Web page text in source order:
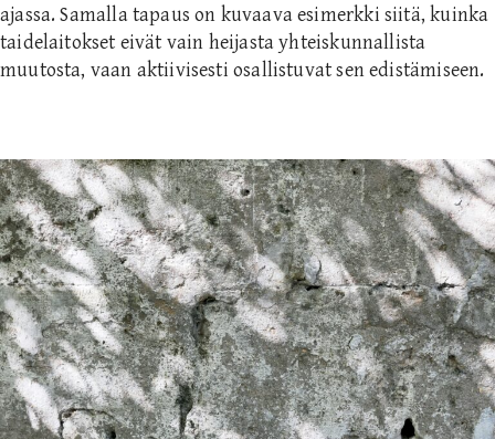
ajassa. Samalla tapaus on kuvaava esimerkki siitä, kuinka
taidelaitokset eivät vain heijasta yhteiskunnallista
muutosta, vaan aktiivisesti osallistuvat sen edistämiseen.